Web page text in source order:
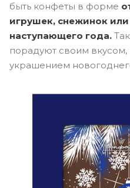
быть конфеты в форме
игрушек, снежинок
наступающего года.
порадуют своим вкусом,
украшением